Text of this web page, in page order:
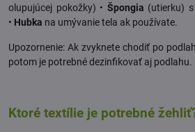
olupujúcej pokožky) • Špongia (utierku)
• Hubka na umývanie tela ak používate.
Upozornenie: Ak zvyknete chodiť po
potom je potrebné dezinfikovať aj podlahu.
Ktoré textílie je potrebné